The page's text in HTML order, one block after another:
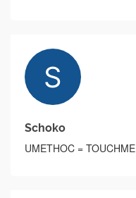
Schoko
UMETHOC = TOUCHME